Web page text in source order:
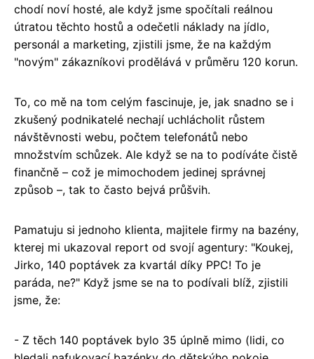
chodí noví hosté, ale když jsme spočítali reálnou
útratou těchto hostů a odečetli náklady na jídlo,
personál a marketing, zjistili jsme, že na každým
"novým" zákazníkovi prodělává v průměru 120 korun.
To, co mě na tom celým fascinuje, je, jak snadno se i
zkušený podnikatelé nechají uchlácholit růstem
návštěvnosti webu, počtem telefonátů nebo
množstvím schůzek. Ale když se na to podíváte čistě
finančně – což je mimochodem jedinej správnej
způsob –, tak to často bejvá průšvih.
Pamatuju si jednoho klienta, majitele firmy na bazény,
kterej mi ukazoval report od svojí agentury: "Koukej,
Jirko, 140 poptávek za kvartál díky PPC! To je
paráda, ne?" Když jsme se na to podívali blíž, zjistili
jsme, že:
- Z těch 140 poptávek bylo 35 úplně mimo (lidi, co